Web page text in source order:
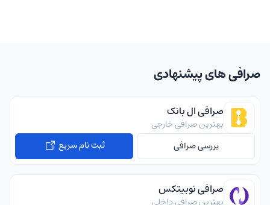
صرافی های پیشنهادی
صرافی ال بانک
بهترین صرافی خارجی
بررسی صرافی
ثبت نام سریع
صرافی نوبیتکس